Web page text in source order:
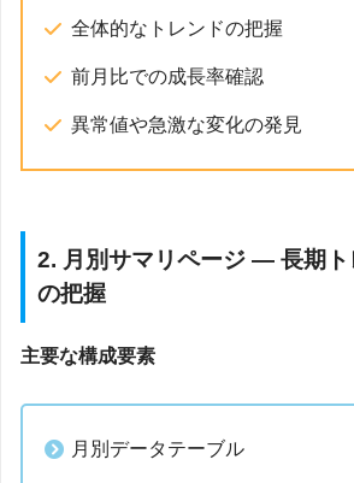
全体的なトレンドの把握
前月比での成長率確認
異常値や急激な変化の発見
2. 月別サマリページ — 長期ト
の把握
主要な構成要素
月別データテーブル